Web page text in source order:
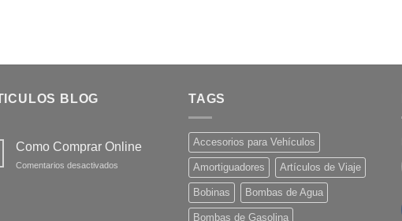
BLOG
Como Comprar Online
Comentarios desactivados
TAGS
Accesorios para Vehículos
Amortiguadores Artículos de Viaje
Bobinas Bombas de Agua
Bombas de Gasolina